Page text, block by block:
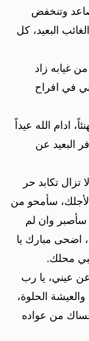
وتنخفض
البعيد، كل
غيابه زاد
في افراح
ادام الله عيداً
البعيد عن
تزال تكابد حر
لأجلك، سأمحو من
وان لم
اضحى مبارك يا
محلك.
عيني، يا رب
الحلوة،
من عواده